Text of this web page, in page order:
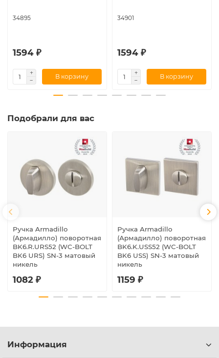
34895
1594 ₽
В корзину
34901
1594 ₽
В корзину
Подобрали для вас
Ручка Armadillo
(Армадилло) поворотная
BK6.R.URS52 (WC-BOLT
BK6 URS) SN-3 матовый
никель
1082 ₽
Ручка Armadillo
(Армадилло) поворотная
BK6.K.USS52 (WC-BOLT
BK6 USS) SN-3 матовый
никель
1159 ₽
Информация